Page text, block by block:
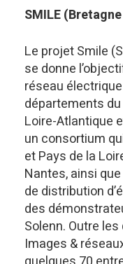
SMILE
Le projet Smile
se donne
réseau
départements du
Loire-Atlantique
un consortium
et Pays de la
Nantes, ainsi
de distribution
des
Solenn. Outre
Images &